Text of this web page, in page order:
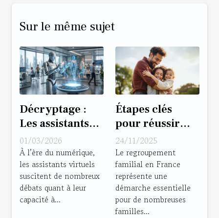
Sur le même sujet
Décryptage :
Les assistants
virtuels
peuvent-ils
remplacer les
tâches
humaines ?
01/03/2026
À l’ère du numérique,
les assistants virtuels
suscitent de nombreux
débats quant à leur
capacité à...
Étapes clés
pour réussir
votre
regroupement
familial en
France
24/11/2025
Le regroupement
familial en France
représente une
démarche essentielle
pour de nombreuses
familles...